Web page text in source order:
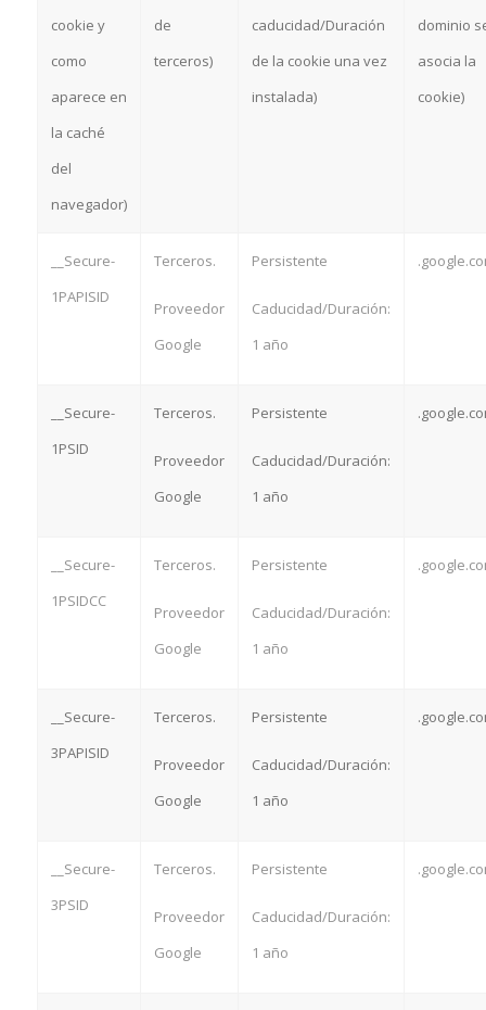
cookie y
como
aparece en
la caché
del
navegador)
de
terceros)
caducidad/Duración
de la cookie una vez
instalada)
dominio
asocia la
cookie)
__Secure-
1PAPISID
Terceros.
Proveedor
Google
Persistente
Caducidad/Duración:
1 año
__Secure-
1PSID
Terceros.
Proveedor
Google
Persistente
Caducidad/Duración:
1 año
__Secure-
1PSIDCC
Terceros.
Proveedor
Google
Persistente
Caducidad/Duración:
1 año
__Secure-
3PAPISID
Terceros.
Proveedor
Google
Persistente
Caducidad/Duración:
1 año
__Secure-
3PSID
Terceros.
Proveedor
Google
Persistente
Caducidad/Duración:
1 año